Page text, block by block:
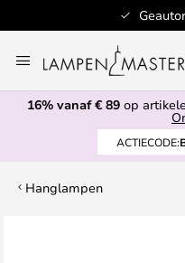
naar
de
inhoud
16% vanaf € 89 op
ACTIECODE:
Hanglampen